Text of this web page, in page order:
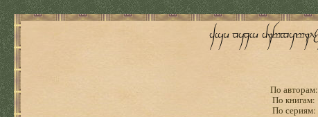
По авторам:
По книгам:
По сериям: